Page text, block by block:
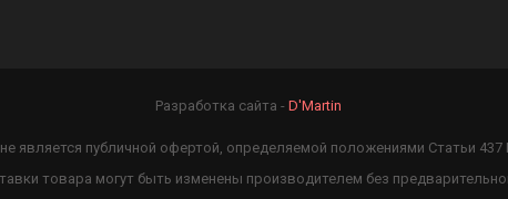
Разработка сайта - D'Martin
является публичной офертой, определяемой положениями Статьи
товара могут быть изменены производителем без